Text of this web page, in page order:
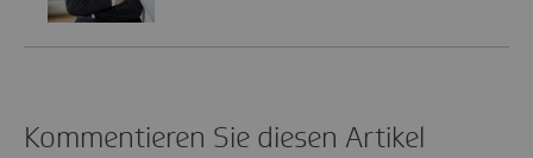
Kommentieren Sie diesen Artikel